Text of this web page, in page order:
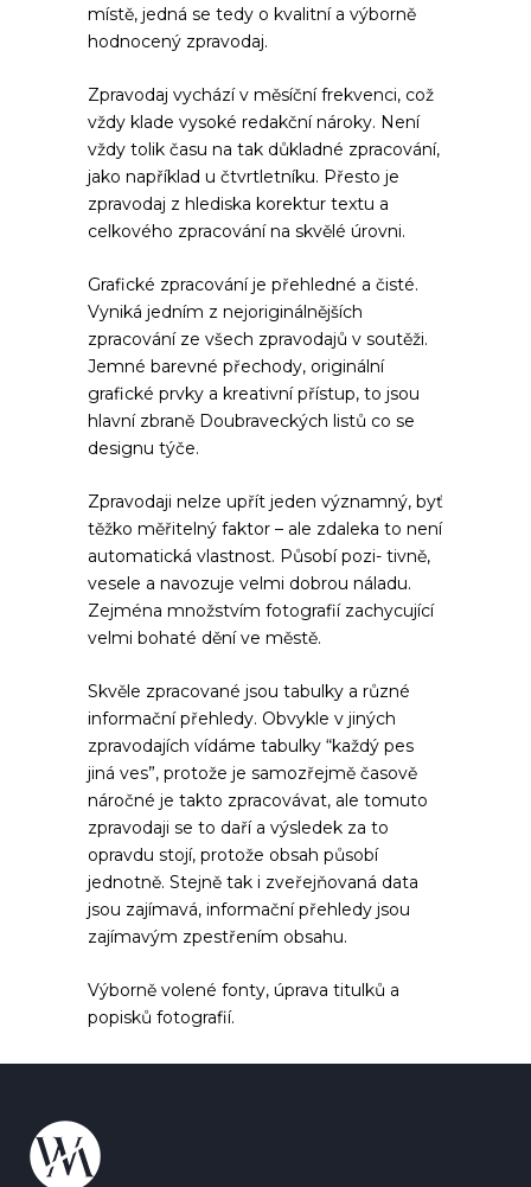
místě, jedná se tedy o kvalitní a výborně
hodnocený zpravodaj.
Zpravodaj vychází v měsíční frekvenci, což
vždy klade vysoké redakční nároky. Není
vždy tolik času na tak důkladné zpracování,
jako například u čtvrtletníku. Přesto je
zpravodaj z hlediska korektur textu a
celkového zpracování na skvělé úrovni.
Grafické zpracování je přehledné a čisté.
Vyniká jedním z nejoriginálnějších
zpracování ze všech zpravodajů v soutěži.
Jemné barevné přechody, originální
grafické prvky a kreativní přístup, to jsou
hlavní zbraně Doubraveckých listů co se
designu týče.
Zpravodaji nelze upřít jeden významný, byť
těžko měřitelný faktor – ale zdaleka to není
automatická vlastnost. Působí pozi- tivně,
vesele a navozuje velmi dobrou náladu.
Zejména množstvím fotografií zachycující
velmi bohaté dění ve městě.
Skvěle zpracované jsou tabulky a různé
informační přehledy. Obvykle v jiných
zpravodajích vídáme tabulky “každý pes
jiná ves”, protože je samozřejmě časově
náročné je takto zpracovávat, ale tomuto
zpravodaji se to daří a výsledek za to
opravdu stojí, protože obsah působí
jednotně. Stejně tak i zveřejňovaná data
jsou zajímavá, informační přehledy jsou
zajímavým zpestřením obsahu.
Výborně volené fonty, úprava titulků a
popisků fotografií.